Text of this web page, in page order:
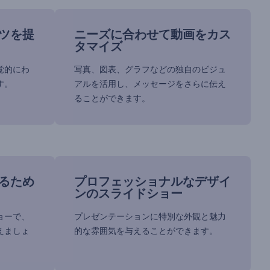
を提
的にわ
ニーズに合わせて動画をカス
タマイズ
写真、図表、グラフなどの独自のビジュ
アルを活用し、メッセージをさらに伝え
ることができます。
ため
で、
ましょ
プロフェッショナルなデザイ
ンのスライドショー
プレゼンテーションに特別な外観と魅力
的な雰囲気を与えることができます。